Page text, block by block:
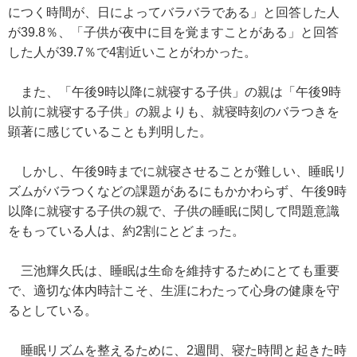
につく時間が、日によってバラバラである」と回答した人
が39.8％、「子供が夜中に目を覚ますことがある」と回答
した人が39.7％で4割近いことがわかった。
また、「午後9時以降に就寝する子供」の親は「午後9時
以前に就寝する子供」の親よりも、就寝時刻のバラつきを
顕著に感じていることも判明した。
しかし、午後9時までに就寝させることが難しい、睡眠リ
ズムがバラつくなどの課題があるにもかかわらず、午後9時
以降に就寝する子供の親で、子供の睡眠に関して問題意識
をもっている人は、約2割にとどまった。
三池輝久氏は、睡眠は生命を維持するためにとても重要
で、適切な体内時計こそ、生涯にわたって心身の健康を守
るとしている。
睡眠リズムを整えるために、2週間、寝た時間と起きた時